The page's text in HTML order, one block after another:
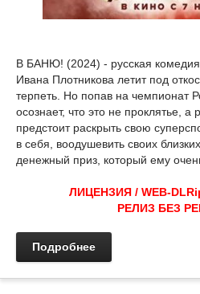
В БАНЮ! (2024) - русская
Ивана Плотникова летит под
терпеть. Но попав на чемпионат
осознает, что это не проклятье, а
предстоит раскрыть свою
в себя, воодушевить своих
денежный приз, который ему
ЛИЦЕНЗИЯ / WEB-
РЕЛИЗ БЕЗ
Подробнее